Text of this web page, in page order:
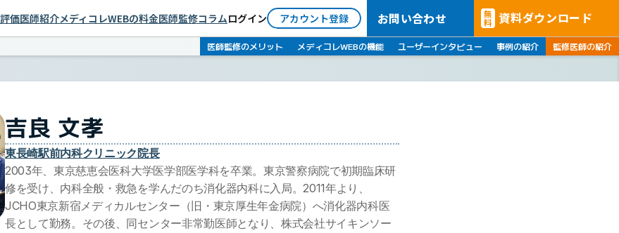
価医師紹介メディコレWEBの料金医師監修コラム依頼者としてログイン
医師としてログイン
ログイン アカウント登録 お問い合わせ 無
料 資料ダウンロード
医師監修のメリット メディコレWEBの機能 ユーザーインタビュー 事例の紹介 監修医師の紹介
吉良 文孝
東長崎駅前内科クリニック院長
2003年、東京慈恵会医科大学医学部医学科を卒業。東京警察病院で初期臨床研
修を受け、内科全般・救急を学んだのち消化器内科に入局。2011年より、
JCHO東京新宿メディカルセンター（旧・東京厚生年金病院）へ消化器内科医
長として勤務。その後、同センター非常勤医師となり、株式会社サイキンソー